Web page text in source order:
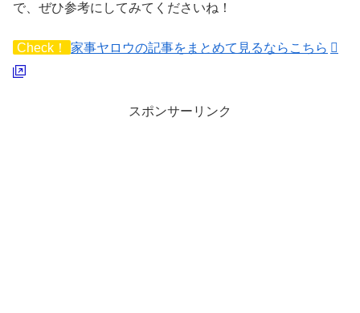
で、ぜひ参考にしてみてくださいね！
Check！ 家事ヤロウの記事をまとめて見るならこちら
スポンサーリンク